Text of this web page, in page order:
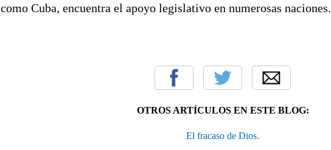
como Cuba, encuentra el apoyo legislativo en numerosas naciones.
OTROS ARTÍCULOS EN ESTE BLOG:
El fracaso de Dios.